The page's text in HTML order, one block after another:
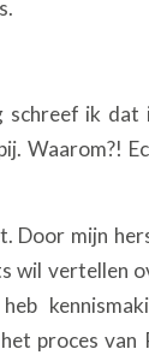
schreef ik dat
Waarom?!
Door mijn
wil vertellen
proces van